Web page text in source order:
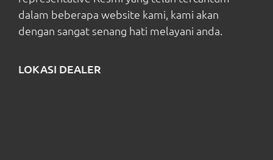
dalam beberapa website kami, kami akan
dengan sangat senang hati melayani anda.
LOKASI DEALER